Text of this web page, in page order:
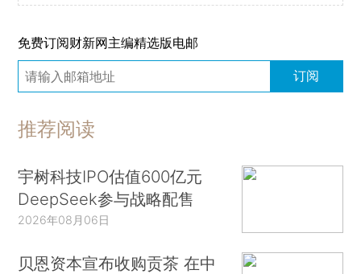
免费订阅财新网主编精选版电邮
订阅
推荐阅读
宇树科技IPO估值600亿元
DeepSeek参与战略配售
2026年08月06日
贝恩资本宣布收购贡茶 在中